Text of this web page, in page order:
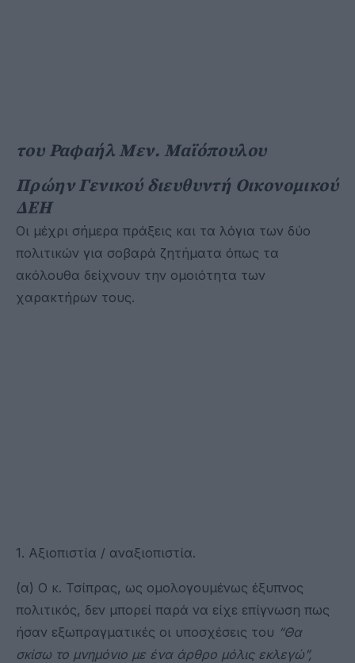
του Ραφαήλ Μεν. Μαϊόπουλου
Πρώην Γενικού διευθυντή Οικονομικού
ΔΕΗ
Οι μέχρι σήμερα πράξεις και τα λόγια των δύο
πολιτικών για σοβαρά ζητήματα όπως τα
ακόλουθα δείχνουν την ομοιότητα των
χαρακτήρων τους.
1. Αξιοπιστία / αναξιοπιστία.
(α) Ο κ. Τσίπρας, ως ομολογουμένως έξυπνος
πολιτικός, δεν μπορεί παρά να είχε επίγνωση πως
ήσαν εξωπραγματικές οι υποσχέσεις του “Θα
σκίσω το μνημόνιο με ένα άρθρο μόλις εκλεγώ”,